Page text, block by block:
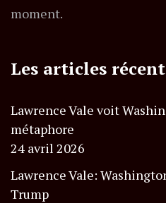
moment.
Les articles
Lawrence Vale voit
métaphore
24 avril 2026
Lawrence Vale:
Trump